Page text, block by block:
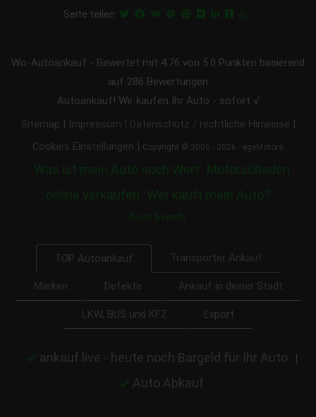
Seite teilen:
Wo-Autoankauf - Bewertet mit 4.76 von 5.0 Punkten basierend
auf 286 Bewertungen
Autoankauf! Wir kaufen Ihr Auto - sofort √
Sitemap Impressum Datenschutz / rechtliche Hinweise
Cookies Einstellungen Copyright © 2005 - 2026 - egeMotors
Was ist mein Auto noch Wert Motorschaden
online verkaufen
Wer kauft mein Auto?
Auto Events
TOP Autoankauf Transporter Ankauf
Marken Defekte Ankauf in deiner Stadt
LKW, BUS und KFZ Export
ankauf.live - heute noch Bargeld für Ihr Auto
Auto Abkauf